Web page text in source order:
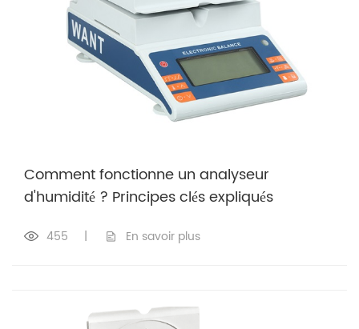
Comment fonctionne un analyseur
d'humidité ? Principes clés expliqués
455 | En savoir plus